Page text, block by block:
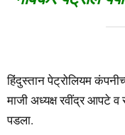
हिंदुस्तान पेट्रोलियम
माजी अध्यक्ष रवींद्र आपटे व
पडला.